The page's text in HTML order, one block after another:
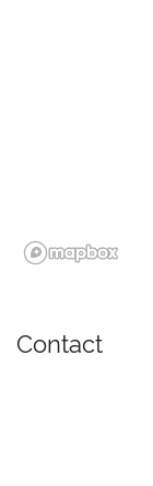
Contact